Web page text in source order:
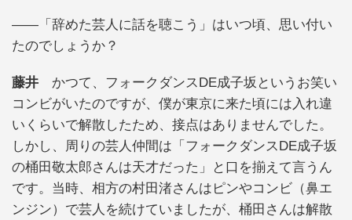
――「辞めた芸人に話を聴こう」はいつ頃、思い付い
たのでしょうか？
藤井 かつて、フォークダンスDE成子坂というお笑い
コンビがいたのですが、僕が東京に来た頃には入れ違
いくらいで解散したため、接点はありませんでした。
しかし、周りの芸人仲間は「フォークダンスDE成子坂
の桶田敬太郎さんは天才だった」と口を揃えて言うん
です。当時、相方の村田渚さんはピンやコンビ（鼻エ
ンジン）で芸人を続けていましたが、桶田さんは解散